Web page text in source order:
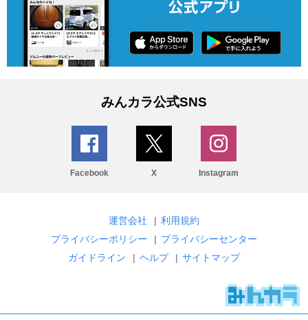
みんカラ公式SNS
Facebook X Instagram
運営会社 | 利用規約
プライバシーポリシー
| プライバシーセンター
ガイドライン
| ヘルプ | サイトマップ